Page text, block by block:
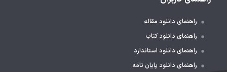
راهنمای دانلود مقاله
راهنمای دانلود کتاب
راهنمای دانلود استاندارد
راهنمای دانلود پایان نامه